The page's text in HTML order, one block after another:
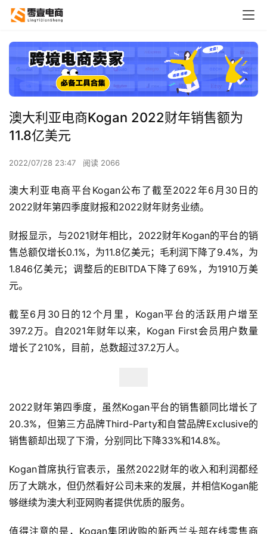
澳大利亚电商Kogan 2022财年销售额为
11.8亿美元
2022/07/28 23:47 阅读 2066
澳大利亚电商平台Kogan公布了截至2022年6月30日的
2022财年第四季度财报和2022财年财务业绩。
财报显示，与2021财年相比，2022财年Kogan的平台的销
售总额仅增长0.1%，为11.8亿美元；毛利润下降了9.4%，为
1.846亿美元；调整后的EBITDA下降了69%，为1910万美
元。
截至6月30日的12个月里，Kogan平台的活跃用户增至
397.2万。自2021年财年以来，Kogan First会员用户数量
增长了210%，目前，总数超过37.2万人。
2022财年第四季度，虽然Kogan平台的销售额同比增长了
20.3%，但第三方品牌Third-Party和自营品牌Exclusive的
销售额却出现了下滑，分别同比下降33%和14.8%。
Kogan首席执行官表示，虽然2022财年的收入和利润都经
历了大跳水，但仍然看好公司未来的发展，并相信Kogan能
够继续为澳大利亚网购者提供优质的服务。
值得注意的是，Kogan集团收购的新西兰头部在线零售商